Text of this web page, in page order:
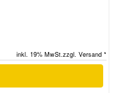
inkl. 19% MwSt.zzgl. Versand *